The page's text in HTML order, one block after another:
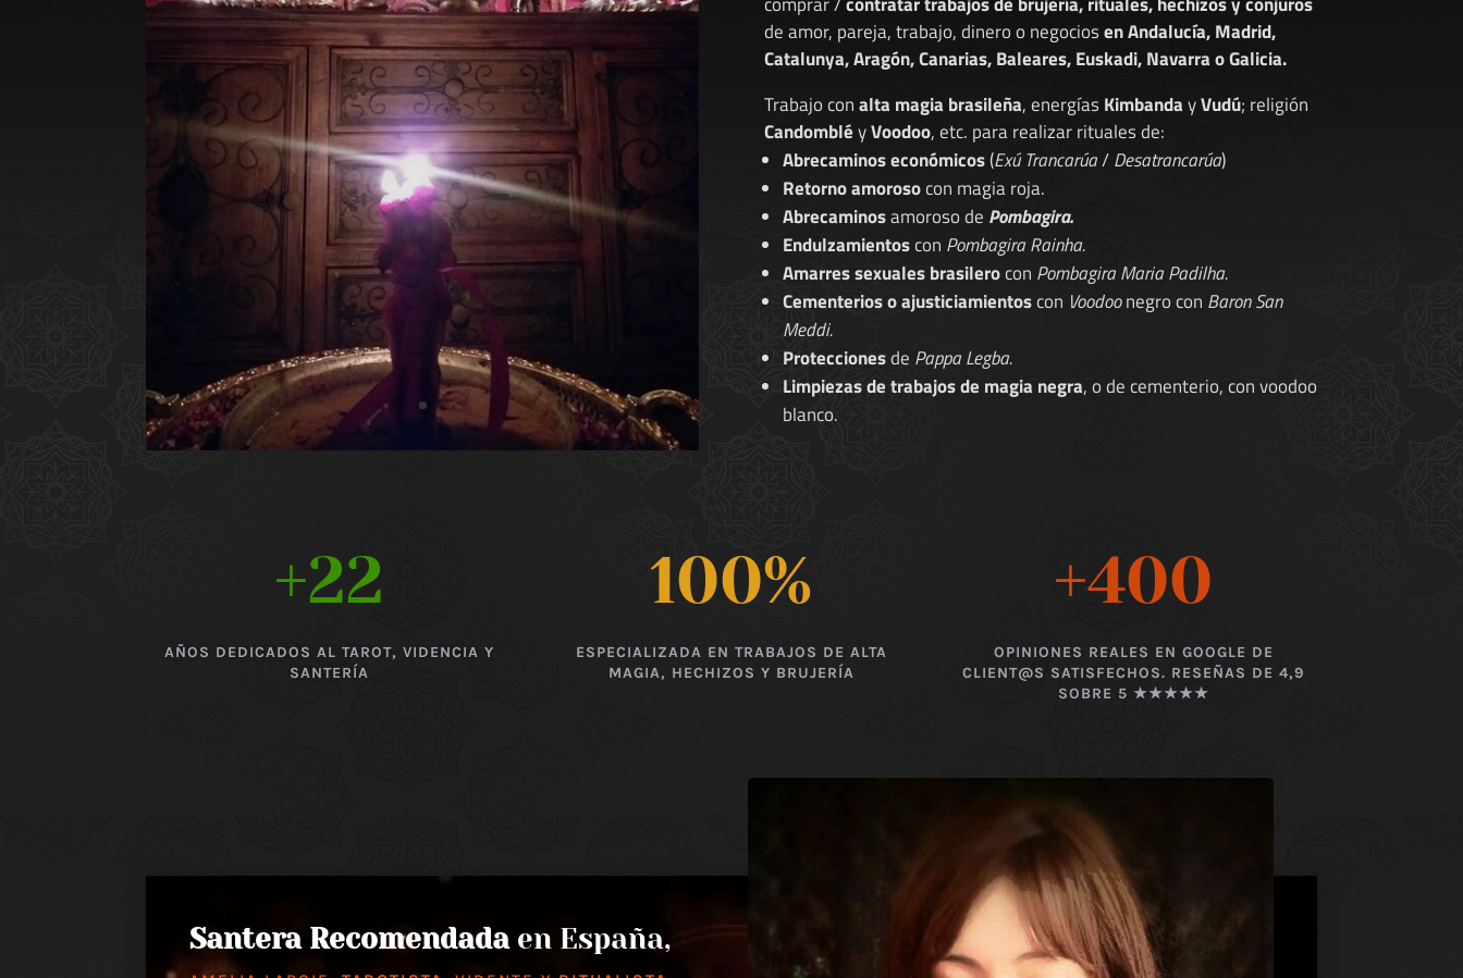
de amor, pareja, trabajo, dinero o negociosen Andalucía, Madrid,
Catalunya, Aragón, Canarias, Baleares, Euskadi, Navarra o Galicia.
Trabajo conalta magia brasileña, energíasKimbandayVudú; religión
CandombléyVoodoo, etc. para realizar rituales de:
Abrecaminos económicos(Exú Trancarúa/Desatrancarúa)
Retorno amorosocon magia roja.
Abrecaminosamoroso de Pombagira.
Endulzamientoscon Pombagira Rainha.
Amarres sexuales brasilerocon Pombagira Maria Padilha.
Cementerios o ajusticiamientoscon Voodoonegro con Baron San
Meddi.
Proteccionesde Pappa Legba.
Limpiezas de trabajos de magia negra, o de cementerio, con voodoo
blanco.
+22
AÑOS DEDICADOS AL TAROT, VIDENCIA Y
SANTERÍA
100%
ESPECIALIZADA EN TRABAJOS DE ALTA
MAGIA, HECHIZOS Y BRUJERÍA
+400
OPINIONES REALES EN GOOGLE DE
CLIENT@S SATISFECHOS. RESEÑAS DE 4,9
SOBRE 5 ★★★★★
Santera Recomendadaen España,